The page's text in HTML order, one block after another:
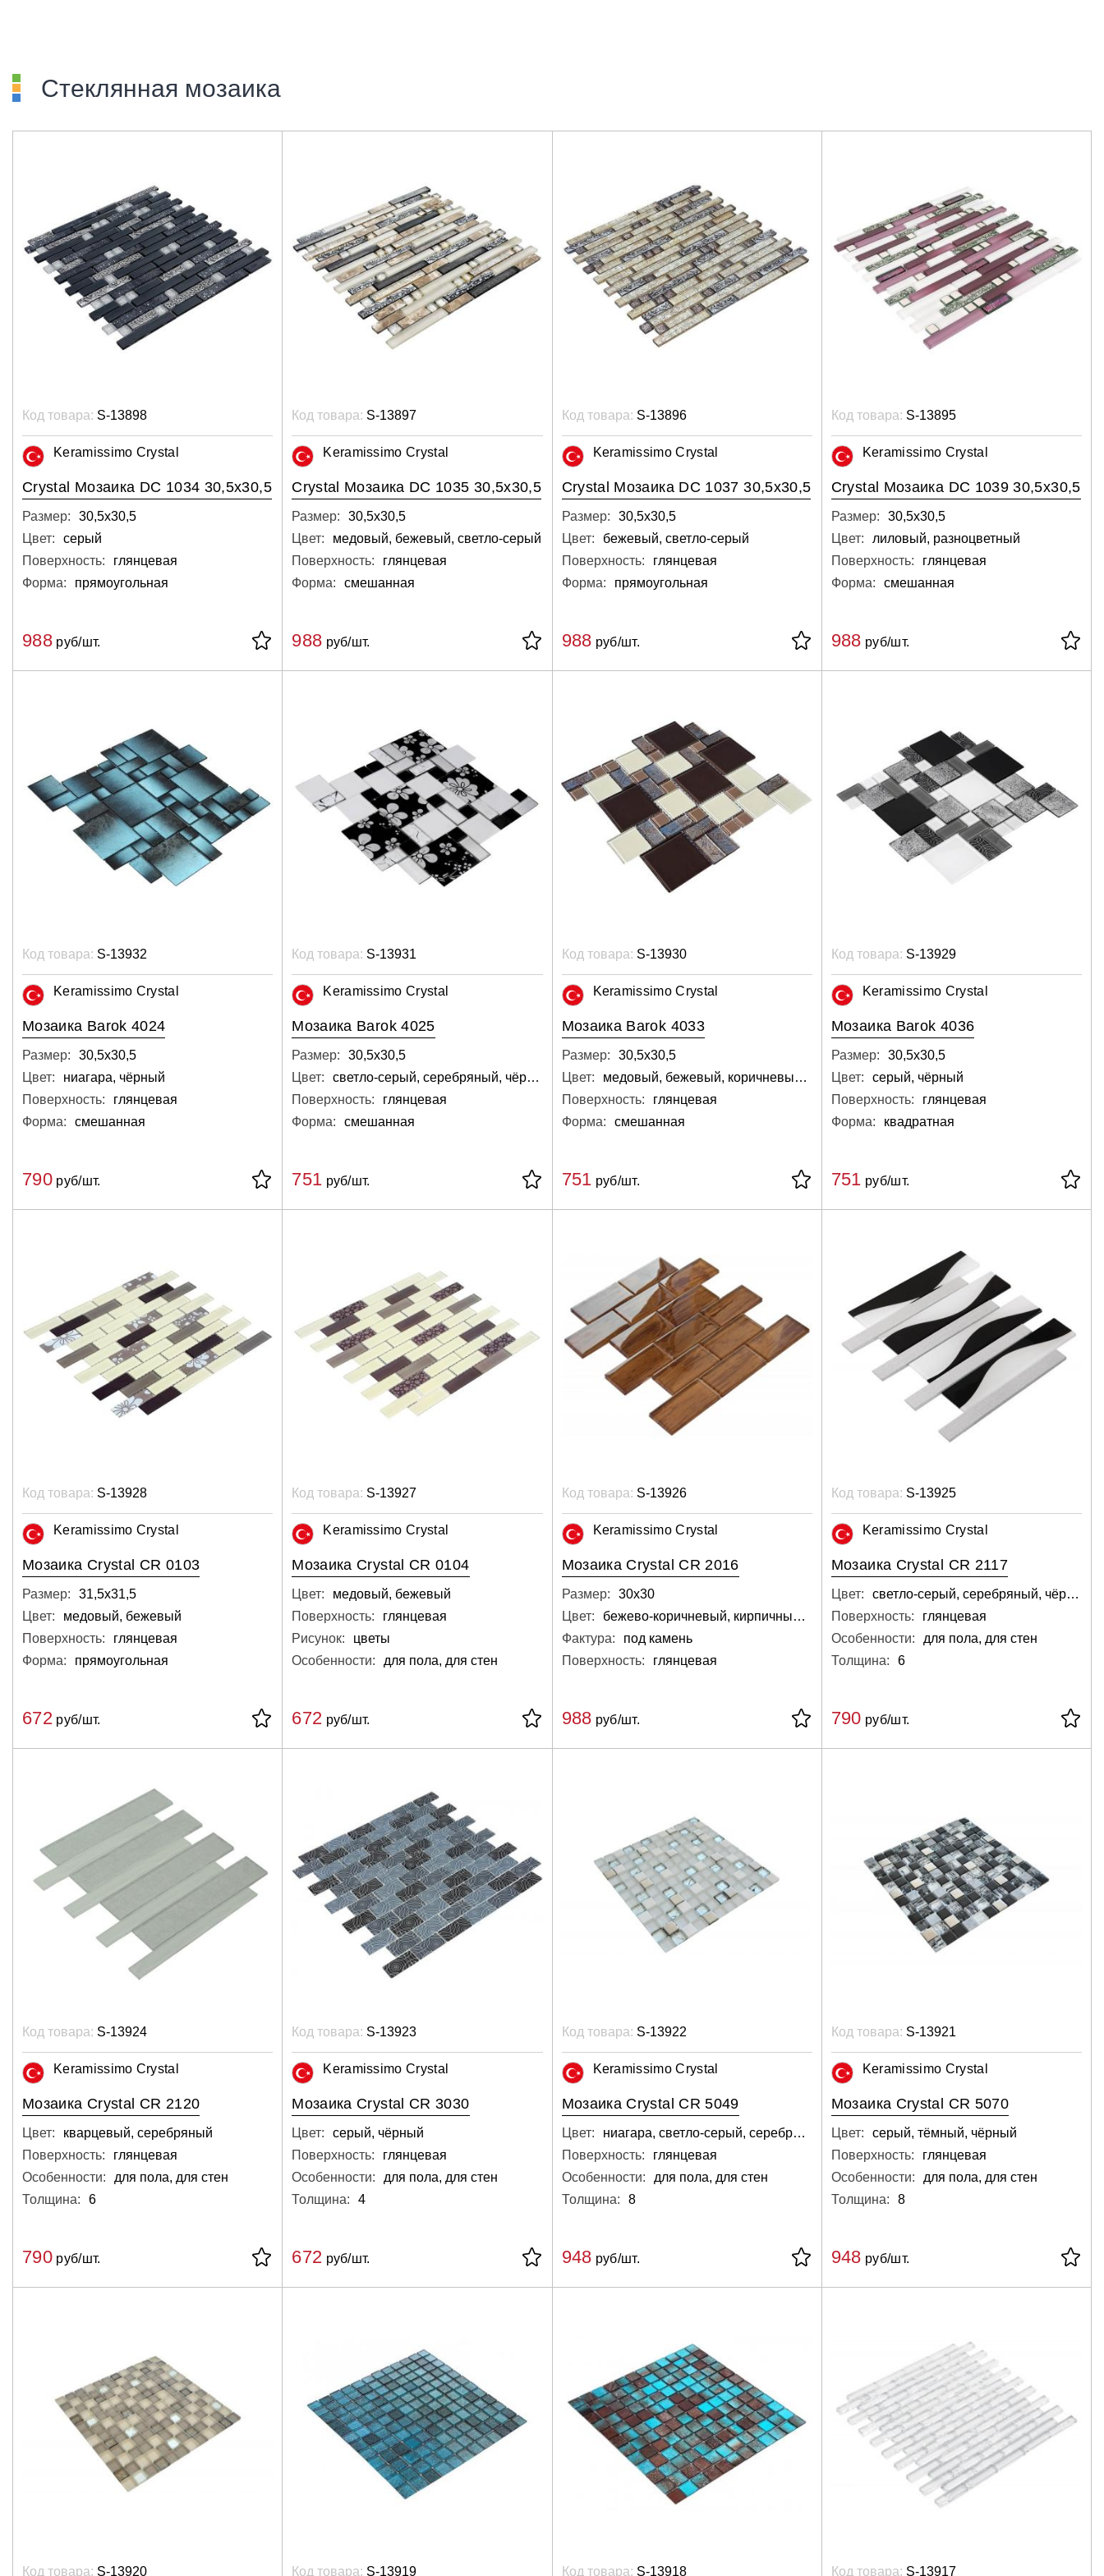
Стеклянная мозаика
Код товара: S-13898
Keramissimo Crystal
Crystal Мозаика DC 1034 30,5х30,5
Размер:
30,5х30,5
Цвет:
серый
Поверхность:
глянцевая
Форма:
прямоугольная
988руб/шт.
Код товара: S-13897
Keramissimo Crystal
Crystal Мозаика DC 1035 30,5х30,5
Размер:
30,5х30,5
Цвет:
медовый, бежевый, светло-серый
Поверхность:
глянцевая
Форма:
смешанная
988 руб/шт.
Код товара: S-13896
Keramissimo Crystal
Crystal Мозаика DC 1037 30,5х30,5
Размер:
30,5х30,5
Цвет:
бежевый, светло-серый
Поверхность:
глянцевая
Форма:
прямоугольная
988 руб/шт.
Код товара: S-13895
Keramissimo Crystal
Crystal Мозаика DC 1039 30,5х30,5
Размер:
30,5х30,5
Цвет:
лиловый, разноцветный
Поверхность:
глянцевая
Форма:
смешанная
988 руб/шт.
Код товара: S-13932
Keramissimo Crystal
Мозаика Barok 4024
Размер:
30,5х30,5
Цвет:
ниагара, чёрный
Поверхность:
глянцевая
Форма:
смешанная
790руб/шт.
Код товара: S-13931
Keramissimo Crystal
Мозаика Barok 4025
Размер:
30,5х30,5
Цвет:
светло-серый, серебряный, чёрный
Поверхность:
глянцевая
Форма:
смешанная
751 руб/шт.
Код товара: S-13930
Keramissimo Crystal
Мозаика Barok 4033
Размер:
30,5х30,5
Цвет:
медовый, бежевый, коричневый, чёрный
Поверхность:
глянцевая
Форма:
смешанная
751 руб/шт.
Код товара: S-13929
Keramissimo Crystal
Мозаика Barok 4036
Размер:
30,5х30,5
Цвет:
серый, чёрный
Поверхность:
глянцевая
Форма:
квадратная
751 руб/шт.
Код товара: S-13928
Keramissimo Crystal
Мозаика Crystal CR 0103
Размер:
31,5х31,5
Цвет:
медовый, бежевый
Поверхность:
глянцевая
Форма:
прямоугольная
672 руб/шт.
Код товара: S-13927
Keramissimo Crystal
Мозаика Crystal CR 0104
Цвет:
медовый, бежевый
Поверхность:
глянцевая
Рисунок:
цветы
Особенности:
для пола, для стен
672 руб/шт.
Код товара: S-13926
Keramissimo Crystal
Мозаика Crystal CR 2016
Размер:
30х30
Цвет:
бежево-коричневый, кирпичный, коричневый
Фактура:
под камень
Поверхность:
глянцевая
988 руб/шт.
Код товара: S-13925
Keramissimo Crystal
Мозаика Crystal CR 2117
Цвет:
светло-серый, серебряный, чёрный
Поверхность:
глянцевая
Особенности:
для пола, для стен
Толщина:
6
790 руб/шт.
Код товара: S-13924
Keramissimo Crystal
Мозаика Crystal CR 2120
Цвет:
кварцевый, серебряный
Поверхность:
глянцевая
Особенности:
для пола, для стен
Толщина:
6
790руб/шт.
Код товара: S-13923
Keramissimo Crystal
Мозаика Crystal CR 3030
Цвет:
серый, чёрный
Поверхность:
глянцевая
Особенности:
для пола, для стен
Толщина:
4
672 руб/шт.
Код товара: S-13922
Keramissimo Crystal
Мозаика Crystal CR 5049
Цвет:
ниагара, светло-серый, серебряный
Поверхность:
глянцевая
Особенности:
для пола, для стен
Толщина:
8
948 руб/шт.
Код товара: S-13921
Keramissimo Crystal
Мозаика Crystal CR 5070
Цвет:
серый, тёмный, чёрный
Поверхность:
глянцевая
Особенности:
для пола, для стен
Толщина:
8
948 руб/шт.
Код товара: S-13920 Код товара: S-13919 Код товара: S-13918 Код товара: S-13917